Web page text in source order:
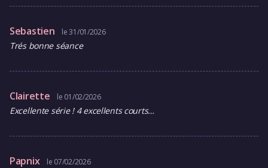
Sebastien le 31/01/2026
Trés bonne séance
Clairette le 01/02/2026
Excellente série ! 4 excellents courts…
Papnix le 07/02/2026